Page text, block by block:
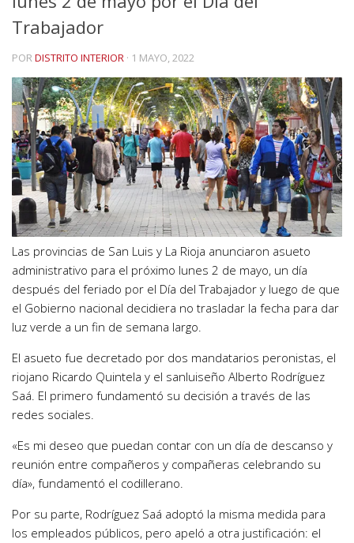
Trabajador
PORDISTRITO INTERIOR · 1 MAYO, 2022
Las provincias de San Luis y La Rioja anunciaron asueto
administrativo para el próximo lunes 2 de mayo, un día
después del feriado por el Día del Trabajador y luego de que
el Gobierno nacional decidiera no trasladar la fecha para dar
luz verde a un fin de semana largo.
El asueto fue decretado por dos mandatarios peronistas, el
riojano Ricardo Quintela y el sanluiseño Alberto Rodríguez
Saá. El primero fundamentó su decisión a través de las
redes sociales.
«Es mi deseo que puedan contar con un día de descanso y
reunión entre compañeros y compañeras celebrando su
día», fundamentó el codillerano.
Por su parte, Rodríguez Saá adoptó la misma medida para
los empleados públicos, pero apeló a otra justificación: el